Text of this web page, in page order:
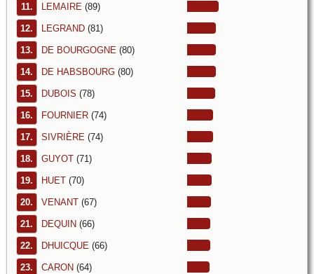
11. LEMAIRE (89)
12. LEGRAND (81)
13. DE BOURGOGNE (80)
14. DE HABSBOURG (80)
15. DUBOIS (78)
16. FOURNIER (74)
17. SIVRIÈRE (74)
18. GUYOT (71)
19. HUET (70)
20. VENANT (67)
21. DEQUIN (66)
22. DHUICQUE (66)
23. CARON (64)